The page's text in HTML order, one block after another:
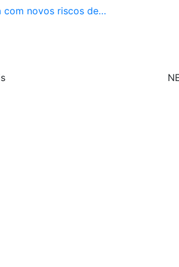
com novos riscos de…